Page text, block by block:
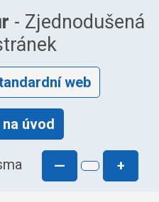
- Zjednodušená
web
úvod
— +